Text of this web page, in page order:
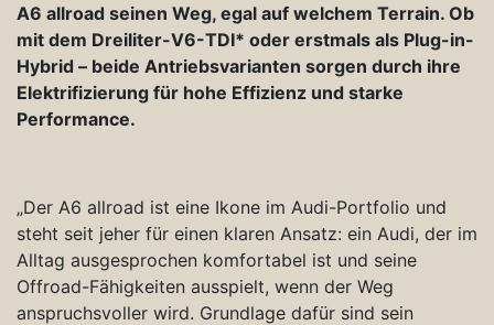
A6 allroad seinen Weg, egal auf welchem Terrain. Ob
mit dem Dreiliter-V6-TDI* oder erstmals als Plug-in-
Hybrid – beide Antriebsvarianten sorgen durch ihre
Elektrifizierung für hohe Effizienz und starke
Performance.
„Der A6 allroad ist eine Ikone im Audi-Portfolio und
steht seit jeher für einen klaren Ansatz: ein Audi, der im
Alltag ausgesprochen komfortabel ist und seine
Offroad-Fähigkeiten ausspielt, wenn der Weg
anspruchsvoller wird. Grundlage dafür sind sein